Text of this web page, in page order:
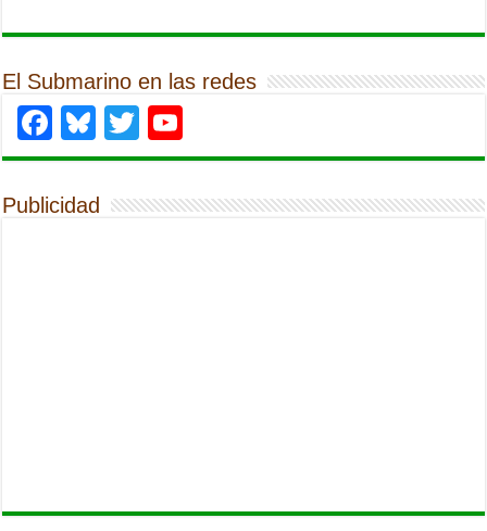
El Submarino en las redes
Facebook
Bluesky
Twitter
Publicidad